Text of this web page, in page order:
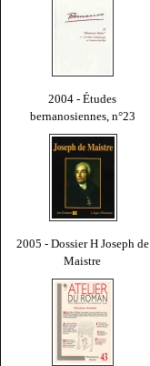
2004 - Études
bernanosiennes, n°23
2005 - Dossier H Joseph de
Maistre